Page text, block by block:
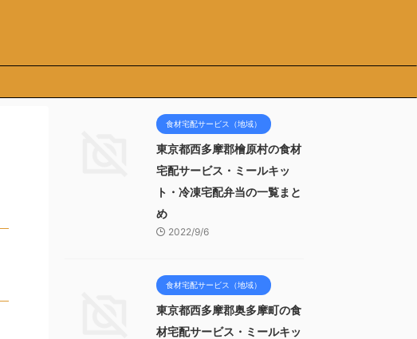
食材宅配サービス（地域）
東京都西多摩郡檜原村の食材
宅配サービス・ミールキッ
ト・冷凍宅配弁当の一覧まと
め
2022/9/6
食材宅配サービス（地域）
東京都西多摩郡奥多摩町の食
材宅配サービス・ミールキッ